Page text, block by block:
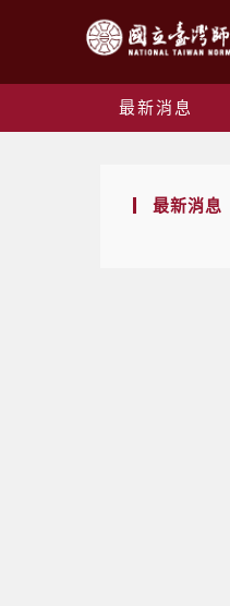
最新消息
最新消息